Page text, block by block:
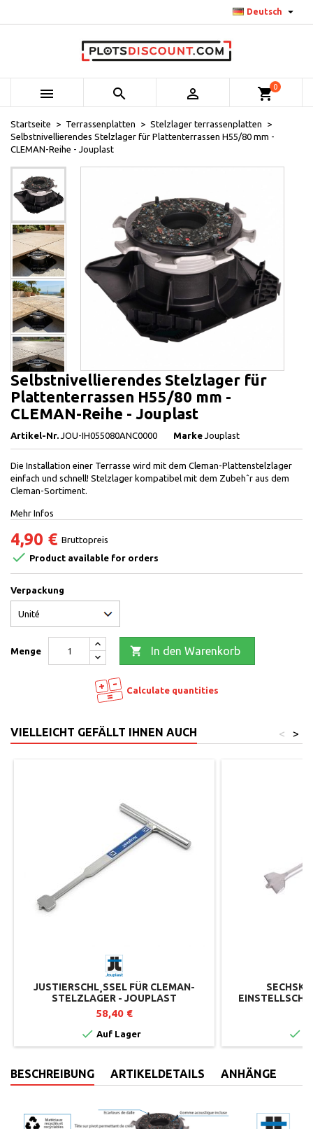
Deutsch 
   shopping_cart0
Startseite Terrassenplatten
Stelzlager terrassenplatten
Selbstnivellierendes Stelzlager für Plattenterrassen H55/80 mm -
CLEMAN-Reihe - Jouplast
Selbstnivellierendes Stelzlager für
Plattenterrassen H55/80 mm -
CLEMAN-Reihe - Jouplast
Artikel-Nr. JOU-IH055080ANC0000 Marke Jouplast
Die Installation einer Terrasse wird mit dem Cleman-Plattenstelzlager
einfach und schnell! Stelzlager kompatibel mit dem Zubehˆr aus dem
Cleman-Sortiment.
Mehr Infos
4,90 € Bruttopreis
 Product available for orders
Verpackung
Menge  In den Warenkorb
Calculate quantities
VIELLEICHT GEFÄLLT IHNEN AUCH >
<
JUSTIERSCHL¸SSEL FÜR CLEMAN-
STELZLAGER - JOUPLAST
58,40 €
 Auf Lager 
BESCHREIBUNG ARTIKELDETAILS ANHÄNGE